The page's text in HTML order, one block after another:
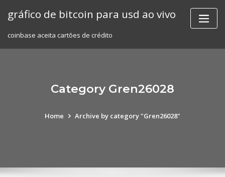
gráfico de bitcoin para usd ao vivo
coinbase aceita cartões de crédito
Category Gren26028
Home Archive by category "Gren26028"